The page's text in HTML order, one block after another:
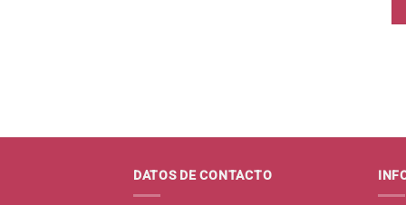
DATOS DE CONTACTO